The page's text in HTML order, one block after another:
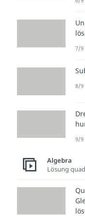
Dauer:
7/9
8/9
9/9
Algebra
Lösung